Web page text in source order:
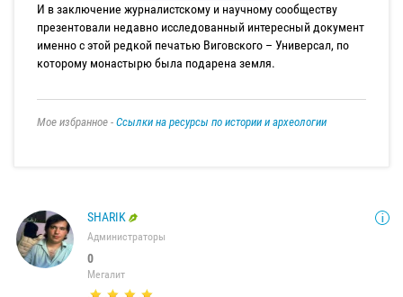
И в заключение журналистскому и научному сообществу
презентовали недавно исследованный интересный документ
именно с этой редкой печатью Виговского – Универсал, по
которому монастырю была подарена земля.
Мое избранное - Ссылки на ресурсы по истории и археологии
SHARIK
Администраторы
0
Мегалит